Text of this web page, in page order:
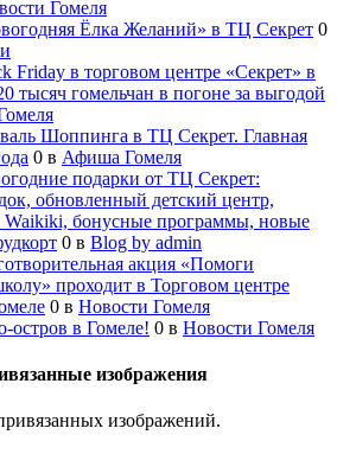
Гомеля
Ёлка Желаний» в ТЦ Секрет 0
Friday в торговом центре «Секрет» в
тысяч гомельчан в погоне за выгодой
Шоппинга в ТЦ Секрет. Главная
0 в Афиша Гомеля
подарки от ТЦ Секрет:
обновленный детский центр,
Waikiki, бонусные программы, новые
0 в Blog by admin
акция «Помоги
проходит в Торговом центре
0 в Новости Гомеля
остров в Гомеле! 0 в Новости Гомеля
изображения
изображений.